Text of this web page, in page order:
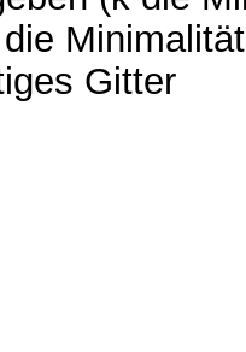
Gitter